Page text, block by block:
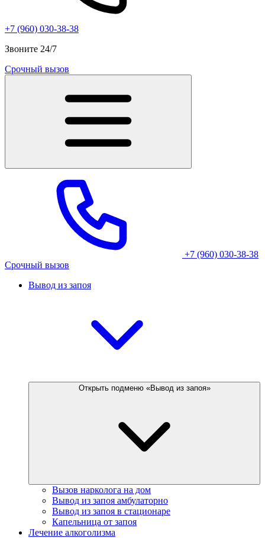
+7 (960) 030-38-38
Звоните 24/7
Срочный вызов
+7 (960) 030-38-38
Срочный вызов
Вывод из запоя
Открыть подменю «Вывод из запоя»
Вызов нарколога на дом
Вывод из запоя амбулаторно
Вывод из запоя в стационаре
Капельница от запоя
Лечение алкоголизма